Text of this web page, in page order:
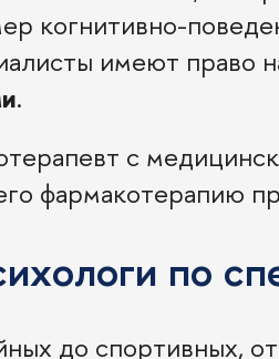
когнитивно-
имеют право
.
с
фармакотерапию
по
до спортивных,